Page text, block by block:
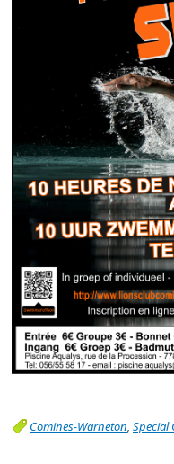
Comines-Warneton, Special